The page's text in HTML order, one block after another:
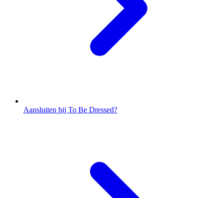
Aansluiten bij To Be Dressed?